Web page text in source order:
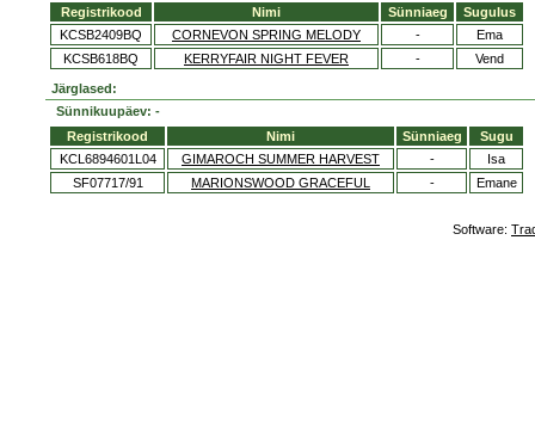
Registrikood Nimi Sünniaeg
Sugulus
KCSB2409BQ
CORNEVON SPRING MELODY -
Ema
KCSB618BQ
KERRYFAIR NIGHT FEVER - Vend
Järglased:
Sünnikuupäev: -
Registrikood
Nimi Sünniaeg
Sugu
KCL6894601L04
GIMAROCH SUMMER HARVEST -
Isa
SF07717/91
MARIONSWOOD GRACEFUL - Emane
Software: